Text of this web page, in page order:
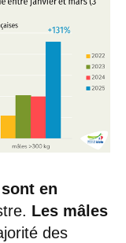
en
Les mâles
des